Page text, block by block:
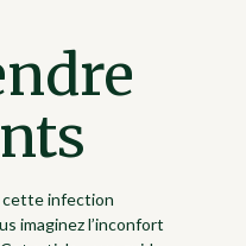
cette infection
imaginez l’inconfort